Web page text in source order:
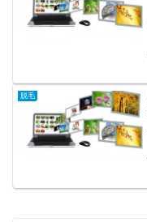
脱毛